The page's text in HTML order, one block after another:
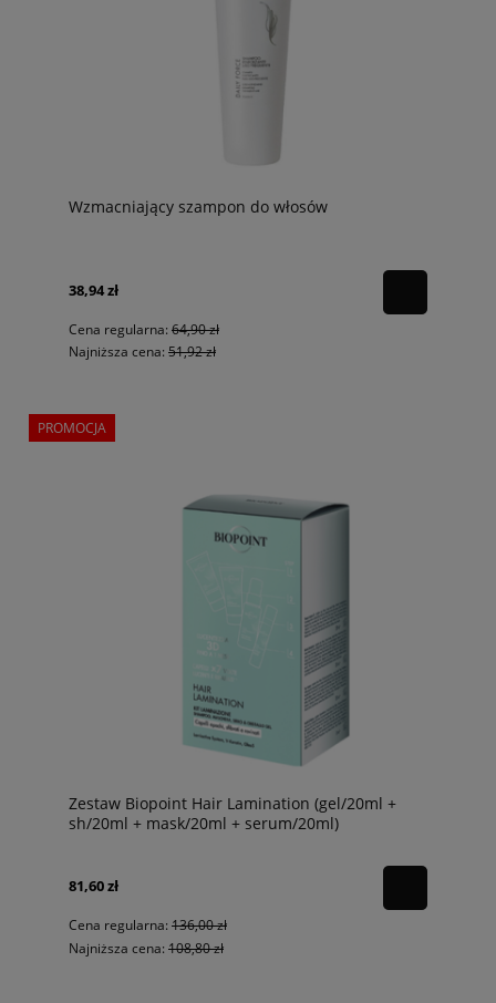
Wzmacniający szampon do włosów
38,94 zł
Cena regularna: 64,90 zł
Najniższa cena: 51,92 zł
Zestaw Biopoint Hair Lamination (gel/20ml +
sh/20ml + mask/20ml + serum/20ml)
81,60 zł
Cena regularna: 136,00 zł
Najniższa cena: 108,80 zł
PROMOCJA